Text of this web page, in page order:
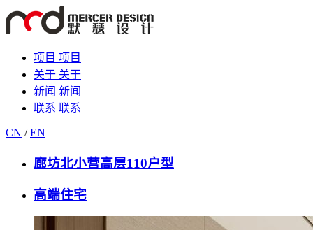
项目 项目
关于 关于
新闻 新闻
联系 联系
CN / EN
廊坊北小营高层110户型
高端住宅